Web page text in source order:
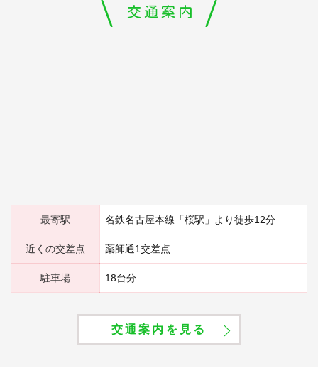
交通案内
最寄駅 名鉄名古屋本線「桜駅」より徒歩12分
近くの交差点 薬師通1交差点
駐車場 18台分
交通案内を見る